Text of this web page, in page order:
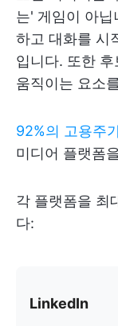
는' 게임이 아닙
하고 대화를 시
입니다. 또한
움직이는 요소
92%의 고용주
미디어 플랫폼
각 플랫폼을 최
다:
LinkedIn